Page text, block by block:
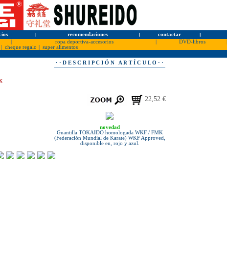
l recomendaciones l contactar l
ropa deportiva-accesorios DVD-libros
cheque regalo
super alimentos
· · D E S C R I P C I Ó N A R T Í C U L O · ·
22,52 €
novedad
Guantilla TOKAIDO homologada WKF / FMK
(Federación Mundial de Karate) WKF Approved,
disponible en, rojo y azul.